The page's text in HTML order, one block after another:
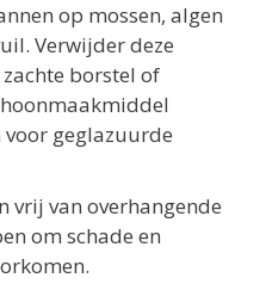
op mossen, algen
Verwijder deze
borstel of
geglazuurde
vrij van overhangende
om schade en